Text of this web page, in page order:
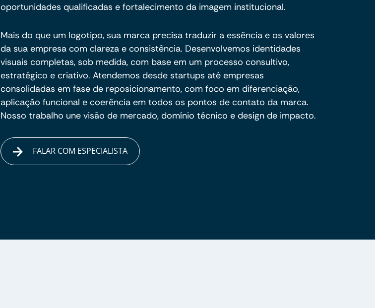
oportunidades qualificadas e fortalecimento da imagem institucional.
Mais do que um logotipo, sua marca precisa traduzir a essência e os valores
da sua empresa com clareza e consistência. Desenvolvemos identidades
visuais completas, sob medida, com base em um processo consultivo,
estratégico e criativo. Atendemos desde startups até empresas
consolidadas em fase de reposicionamento, com foco em diferenciação,
aplicação funcional e coerência em todos os pontos de contato da marca.
Nosso trabalho une visão de mercado, domínio técnico e design de impacto.
FALAR COM ESPECIALISTA